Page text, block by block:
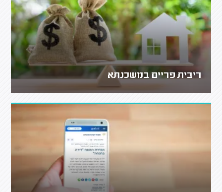
ריבית פריים במשכנתא